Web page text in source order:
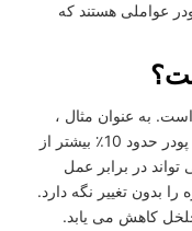
عواملی هستند که
به عنوان مثال ،
قدرت دنده پردازش شده توسط متالورژی پودر حدود 10٪ بیشتر از
در برابر عمل
بدون تغییر نگه دارد.
کاهش می یابد.